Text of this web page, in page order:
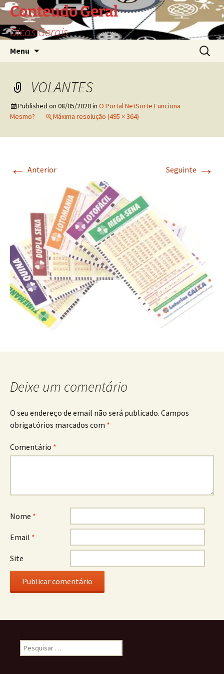
Saltar
para
o
conteúdo
Conteudo Geral
Dicas Gerais
Menu
por:
VOLANTES
Published on 08/05/2020in O Portal NetSorte Funciona
Mesmo?
Máxima resolução (495 × 364)
← Anterior Seguinte →
Deixe um comentário
O seu endereço de email não será publicado. Campos
obrigatórios marcados com *
Comentário *
Nome *
Email *
Site
Pesquisar
por: